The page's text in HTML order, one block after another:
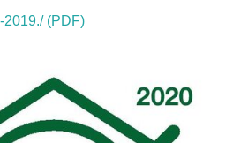
2019./ (PDF)